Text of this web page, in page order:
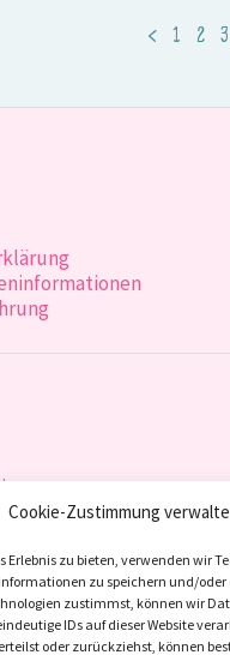
Cookie-Zustimmung
Erlebnis zu bieten, verwenden wir
zu speichern und/
zustimmst, können wir
IDs auf dieser Website
oder zurückziehst, können
< 1 2 3